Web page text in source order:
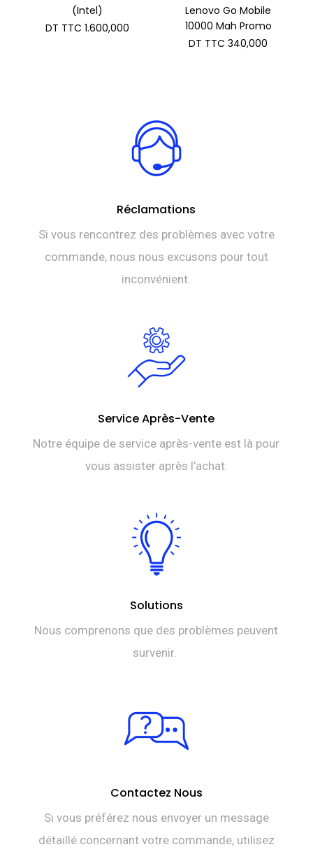
(Intel)
DT TTC 1.600,000
Lenovo Go Mobile
10000 Mah Promo
DT TTC 340,000
Réclamations
Si vous rencontrez des problèmes avec votre
commande, nous nous excusons pour tout
inconvénient.
Service Après-Vente
Notre équipe de service après-vente est là pour
vous assister après l’achat.
Solutions
Nous comprenons que des problèmes peuvent
survenir.
Contactez Nous
Si vous préférez nous envoyer un message
détaillé concernant votre commande, utilisez